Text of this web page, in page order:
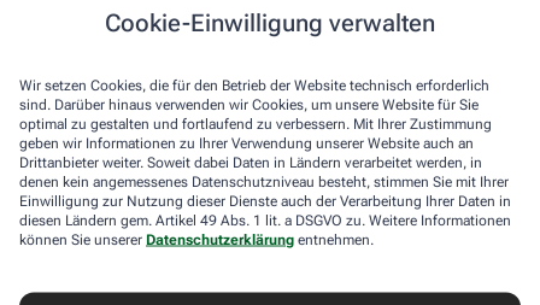
Cookie-Einwilligung verwalten
Wir setzen Cookies, die für den Betrieb der Website technisch erforderlich
sind. Darüber hinaus verwenden wir Cookies, um unsere Website für Sie
optimal zu gestalten und fortlaufend zu verbessern. Mit Ihrer Zustimmung
geben wir Informationen zu Ihrer Verwendung unserer Website auch an
Drittanbieter weiter. Soweit dabei Daten in Ländern verarbeitet werden, in
denen kein angemessenes Datenschutzniveau besteht, stimmen Sie mit Ihrer
Einwilligung zur Nutzung dieser Dienste auch der Verarbeitung Ihrer Daten in
diesen Ländern gem. Artikel 49 Abs. 1 lit. a DSGVO zu. Weitere Informationen
können Sie unserer Datenschutzerklärung entnehmen.
Lieferarten
Botendienst
Nach Verfügbarkeit. Bitte beachten Sie, dass nicht alle Apotheken diesen
Service anbieten.
apotheke.com Informationen
Newsletter